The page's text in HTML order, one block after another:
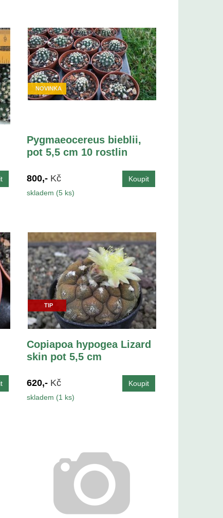
NOVINKA
Pygmaeocereus bieblii,
pot 5,5 cm 10 rostlin
800,- Kč
skladem (5 ks)
TIP
Copiapoa hypogea Lizard
skin pot 5,5 cm
620,- Kč
skladem (1 ks)